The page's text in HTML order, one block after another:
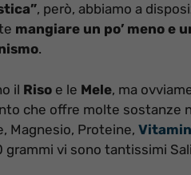
, però, abbiamo a
mangiare un po’ meno e
.
il Riso e le Mele, ma
che offre molte sostanze
Magnesio, Proteine,
vi sono tantissimi